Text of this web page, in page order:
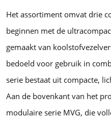
Het assortiment omvat drie
beginnen met de
gemaakt van
bedoeld voor gebruik in
serie bestaat uit compacte,
Aan de bovenkant van het
modulaire serie MVG, die